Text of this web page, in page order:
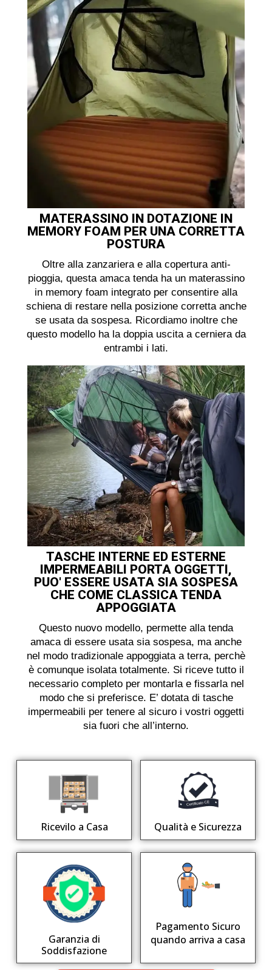
MATERASSINO IN DOTAZIONE IN
MEMORY FOAM PER UNA CORRETTA
POSTURA
Oltre alla zanzariera e alla copertura anti-
pioggia, questa amaca tenda ha un materassino
in memory foam integrato per consentire alla
schiena di restare nella posizione corretta anche
se usata da sospesa. Ricordiamo inoltre che
questo modello ha la doppia uscita a cerniera da
entrambi i lati.
TASCHE INTERNE ED ESTERNE
IMPERMEABILI PORTA OGGETTI,
PUO' ESSERE USATA SIA SOSPESA
CHE COME CLASSICA TENDA
APPOGGIATA
Questo nuovo modello, permette alla tenda
amaca di essere usata sia sospesa, ma anche
nel modo tradizionale appoggiata a terra, perchè
è comunque isolata totalmente. Si riceve tutto il
necessario completo per montarla e fissarla nel
modo che si preferisce. E’ dotata di tasche
impermeabili per tenere al sicuro i vostri oggetti
sia fuori che all’interno.
Ricevilo a Casa Qualità e Sicurezza
Garanzia di
Soddisfazione
Pagamento Sicuro
quando arriva a casa